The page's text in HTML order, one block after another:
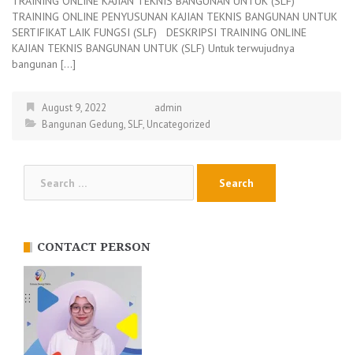
TRAINING ONLINE PENYUSUNAN KAJIAN TEKNIS BANGUNAN UNTUK
SERTIFIKAT LAIK FUNGSI (SLF) DESKRIPSI TRAINING ONLINE
KAJIAN TEKNIS BANGUNAN UNTUK (SLF) Untuk terwujudnya
bangunan […]
August 9, 2022
admin
Bangunan Gedung, SLF, Uncategorized
CONTACT PERSON